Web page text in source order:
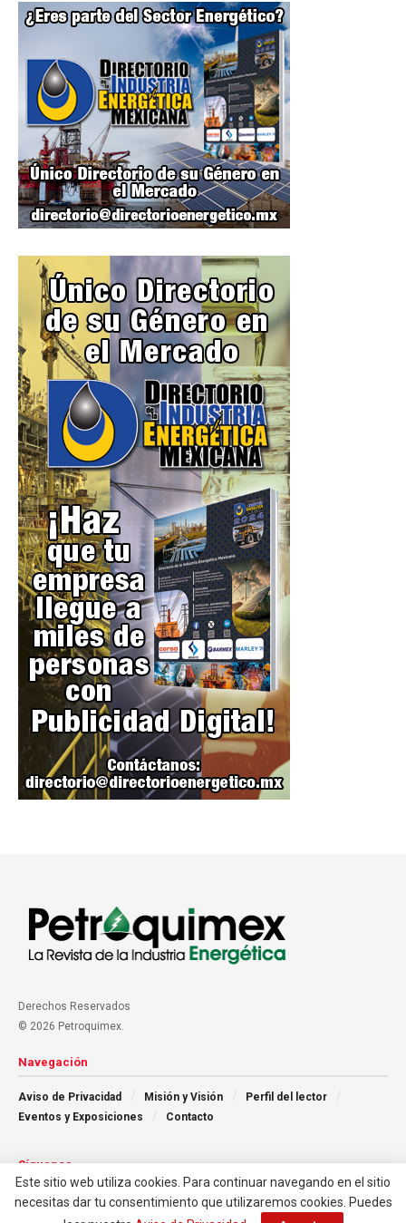
Derechos Reservados
© 2026 Petroquimex.
Navegación
Aviso de Privacidad Misión y Visión
Perfil del lector
Eventos y Exposiciones
Contacto
Síguenos
Este sitio web utiliza cookies. Para continuar navegando en el sitio
necesitas dar tu consentimiento que utilizaremos cookies. Puedes